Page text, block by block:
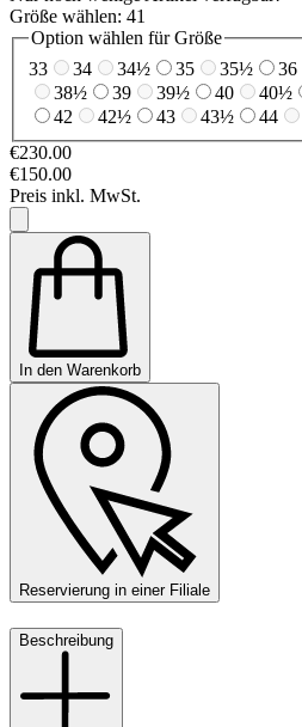
Größe wählen: 41
Option wählen für Größe
33
34 34½ 35 35½ 36
38½
39 39½ 40 40½
42
42½ 43 43½ 44
€230.00
€150.00
Preis inkl. MwSt.
In den Warenkorb
Reservierung in einer Filiale
Beschreibung